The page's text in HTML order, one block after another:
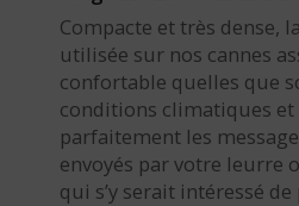
Compacte et très dense,
utilisée sur nos cannes
confortable quelles que
conditions climatiques
parfaitement les
envoyés par votre leurre
qui s’y serait intéressé de